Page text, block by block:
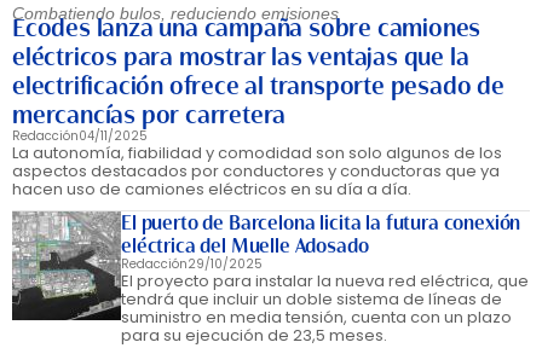
Combatiendo bulos, reduciendo emisiones
Ecodes lanza una campaña sobre camiones
eléctricos para mostrar las ventajas que la
electrificación ofrece al transporte pesado de
mercancías por carretera
Redacción04/11/2025
La autonomía, fiabilidad y comodidad son solo algunos de los
aspectos destacados por conductores y conductoras que ya
hacen uso de camiones eléctricos en su día a día.
El puerto de Barcelona licita la futura conexión
eléctrica del Muelle Adosado
Redacción29/10/2025
El proyecto para instalar la nueva red eléctrica, que
tendrá que incluir un doble sistema de líneas de
suministro en media tensión, cuenta con un plazo
para su ejecución de 23,5 meses.